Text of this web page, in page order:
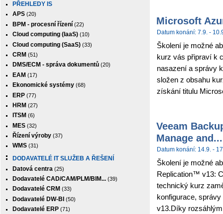
PŘEHLEDY IS
APS (20)
BPM - procesní řízení (22)
Cloud computing (IaaS) (10)
Cloud computing (SaaS) (33)
CRM (51)
DMS/ECM - správa dokumentů (20)
EAM (17)
Ekonomické systémy (68)
ERP (77)
HRM (27)
ITSM (6)
MES (32)
Řízení výroby (37)
WMS (31)
DODAVATELÉ IT SLUŽEB A ŘEŠENÍ
Datová centra (25)
Dodavatelé CAD/CAM/PLM/BIM... (39)
Dodavatelé CRM (33)
Dodavatelé DW-BI (50)
Dodavatelé ERP (71)
Microsoft
Datum konání: 7.9. -
Školení je možné
kurz vás připraví k
nasazení a správy
složen z obsahu
získání titulu
Veeam
Manage and...
Datum konání: 14.9. -
Školení je možné
Replication™ v13:
technický kurz
konfigurace,
v13.Díky